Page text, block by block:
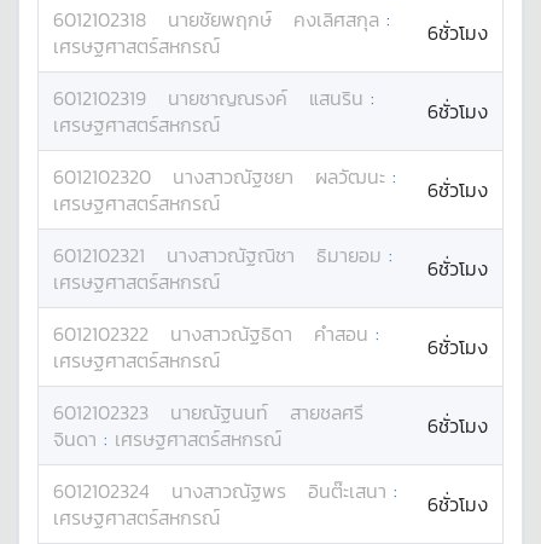
6012102318 นายชัยพฤกษ์ คงเลิศสกุล :
เศรษฐศาสตร์สหกรณ์
6ชั่วโมง
6012102319 นายชาญณรงค์ แสนริน :
เศรษฐศาสตร์สหกรณ์
6ชั่วโมง
6012102320 นางสาวณัฐชยา ผลวัฒนะ :
เศรษฐศาสตร์สหกรณ์
6ชั่วโมง
6012102321 นางสาวณัฐณิชา ธิมายอม :
เศรษฐศาสตร์สหกรณ์
6ชั่วโมง
6012102322 นางสาวณัฐธิดา คำสอน :
เศรษฐศาสตร์สหกรณ์
6ชั่วโมง
6012102323 นายณัฐนนท์
สายชลศรี
จินดา : เศรษฐศาสตร์สหกรณ์ 6ชั่วโมง
6012102324 นางสาวณัฐพร อินต๊ะเสนา :
เศรษฐศาสตร์สหกรณ์
6ชั่วโมง